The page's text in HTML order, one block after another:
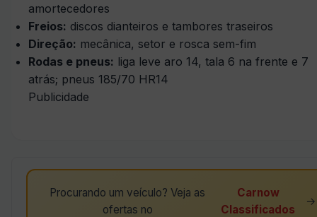
amortecedores
Freios: discos dianteiros e tambores traseiros
Direção: mecânica, setor e rosca sem-fim
Rodas e pneus: liga leve aro 14, tala 6 na frente e 7
atrás; pneus 185/70 HR14
Publicidade
Procurando um veículo? Veja as
ofertas no
Carnow
Classificados
→